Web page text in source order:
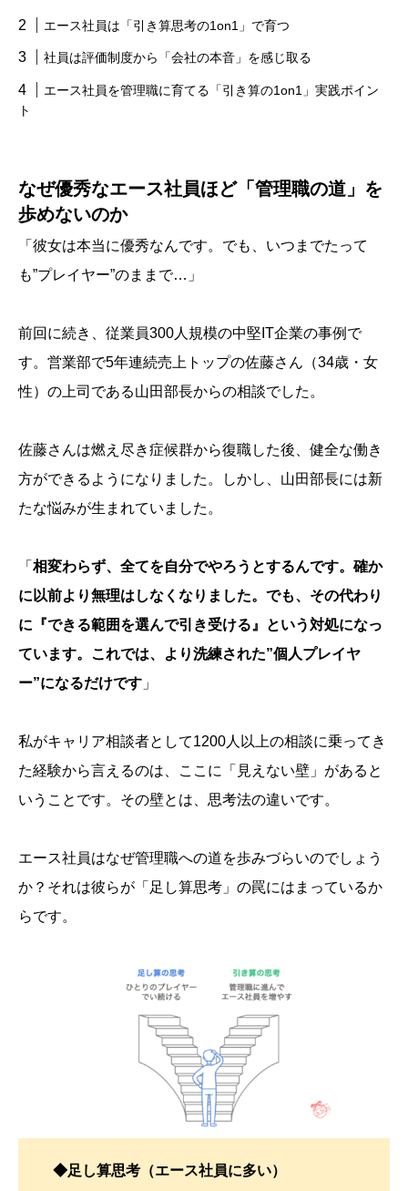
エース社員は「引き算思考の1on1」で育つ
社員は評価制度から「会社の本音」を感じ取る
エース社員を管理職に育てる「引き算の1on1」実践ポイン
ト
なぜ優秀なエース社員ほど「管理職の道」を
歩めないのか
「彼女は本当に優秀なんです。でも、いつまでたって
も”プレイヤー”のままで…」
前回に続き、従業員300人規模の中堅IT企業の事例で
す。営業部で5年連続売上トップの佐藤さん（34歳・女
性）の上司である山田部長からの相談でした。
佐藤さんは燃え尽き症候群から復職した後、健全な働き
方ができるようになりました。しかし、山田部長には新
たな悩みが生まれていました。
「 相変わらず、全てを自分でやろうとするんです。確か
に以前より無理はしなくなりました。でも、その代わり
に『できる範囲を選んで引き受ける』という対処になっ
ています。これでは、より洗練された”個人プレイヤ
ー”になるだけです 」
私がキャリア相談者として1200人以上の相談に乗ってき
た経験から言えるのは、ここに「見えない壁」があると
いうことです。その壁とは、思考法の違いです。
エース社員はなぜ管理職への道を歩みづらいのでしょう
か？それは彼らが「足し算思考」の罠にはまっているか
らです。
◆足し算思考（エース社員に多い）